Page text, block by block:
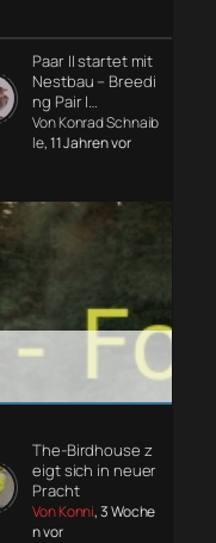
Paar II startet mit
Nestbau – Breedi
ng Pair I…
Von Konrad Schnaib
le, 11 Jahren vor
The-Birdhouse z
eigt sich in neuer
Pracht
Von Konni, 3 Woche
n vor